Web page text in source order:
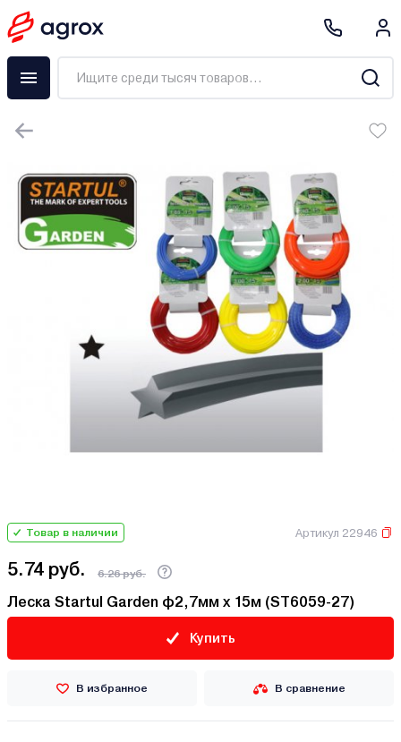
Товар в наличии Артикул 22946
5.74 руб. 6.26 руб.
Леска Startul Garden ф2,7мм х 15м (ST6059-27)
Купить
В избранное В сравнение